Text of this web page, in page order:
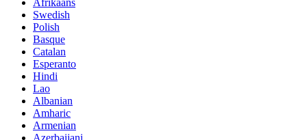
Afrikaans
Swedish
Polish
Basque
Catalan
Esperanto
Hindi
Lao
Albanian
Amharic
Armenian